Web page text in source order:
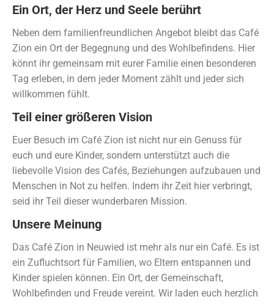
Ein Ort, der Herz und Seele berührt
Neben dem familienfreundlichen Angebot bleibt das Café
Zion ein Ort der Begegnung und des Wohlbefindens. Hier
könnt ihr gemeinsam mit eurer Familie einen besonderen
Tag erleben, in dem jeder Moment zählt und jeder sich
willkommen fühlt.
Teil einer größeren Vision
Euer Besuch im Café Zion ist nicht nur ein Genuss für
euch und eure Kinder, sondern unterstützt auch die
liebevolle Vision des Cafés, Beziehungen aufzubauen und
Menschen in Not zu helfen. Indem ihr Zeit hier verbringt,
seid ihr Teil dieser wunderbaren Mission.
Unsere Meinung
Das Café Zion in Neuwied ist mehr als nur ein Café. Es ist
ein Zufluchtsort für Familien, wo Eltern entspannen und
Kinder spielen können. Ein Ort, der Gemeinschaft,
Wohlbefinden und Freude vereint. Wir laden euch herzlich